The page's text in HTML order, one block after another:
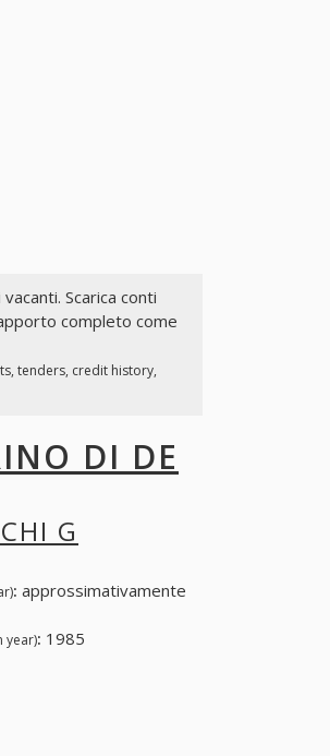
Scarica conti
completo come
tenders, credit history,
DI DE
G
: approssimativamente
year): 1985